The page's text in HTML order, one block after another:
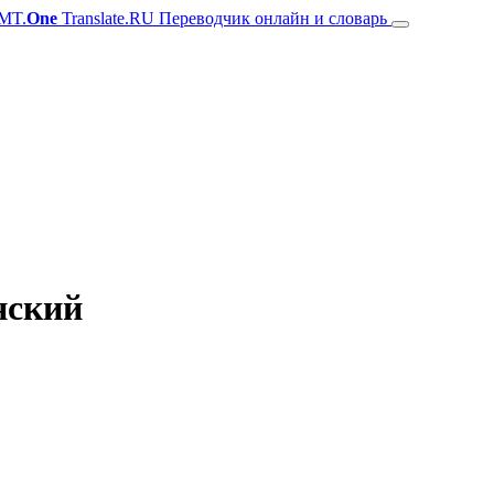
One Translate.RU Переводчик онлайн и словарь